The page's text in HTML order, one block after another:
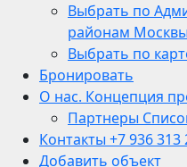
Выбрать по
районам Москвы
Выбрать по
Бронировать
О нас. Концепция
Партнеры
Контакты +7 936 313
Добавить объект